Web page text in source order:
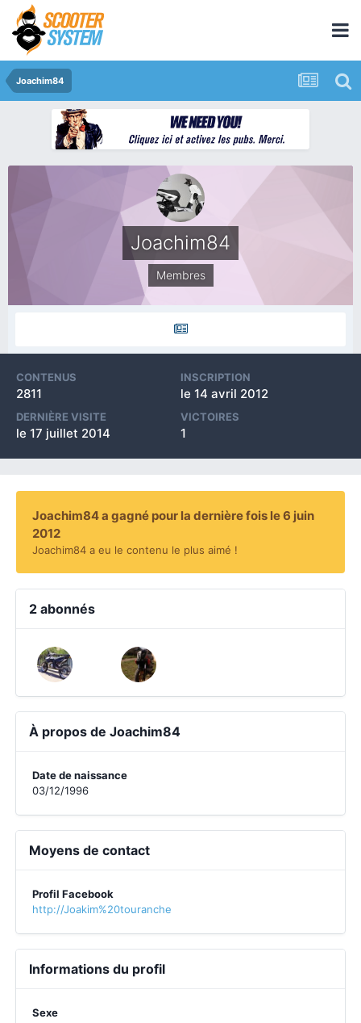
Joachim84
Joachim84
Membres
CONTENUS
2811
INSCRIPTION
le 14 avril 2012
DERNIÈRE VISITE
le 17 juillet 2014
VICTOIRES
1
Joachim84 a gagné pour la dernière fois le 6 juin
2012
Joachim84 a eu le contenu le plus aimé !
2 abonnés
À propos de Joachim84
Date de naissance
03/12/1996
Moyens de contact
Profil Facebook
http://Joakim%20touranche
Informations du profil
Sexe